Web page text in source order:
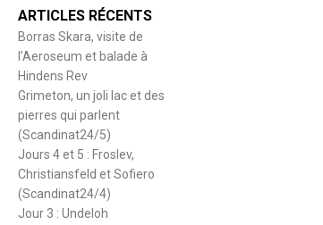
ARTICLES RÉCENTS
Borras Skara, visite de
l’Aeroseum et balade à
Hindens Rev
Grimeton, un joli lac et des
pierres qui parlent
(Scandinat24/5)
Jours 4 et 5 : Froslev,
Christiansfeld et Sofiero
(Scandinat24/4)
Jour 3 : Undeloh